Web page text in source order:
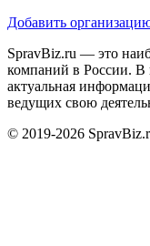
Добавить
SpravBiz.ru — это
компаний в России. В
актуальная
ведущих свою
© 2019-2026